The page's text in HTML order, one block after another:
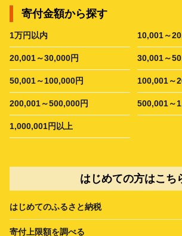
寄付金額から探す
1万円以内 10,001～
20,001～30,000円 30,001～
50,001～100,000円 100,001～
200,001～500,000円 500,001～
1,000,001円以上
はじめての方はこち
はじめてのふるさと納税
寄付上限額を調べる